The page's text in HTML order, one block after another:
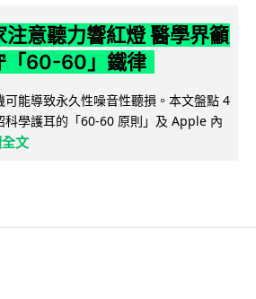
意聽力響紅燈 醫學界籲
「60-60」鐵律
能導致永久性噪音性聽損。本文盤點 4
科學護耳的「60-60 原則」及 Apple 內
文